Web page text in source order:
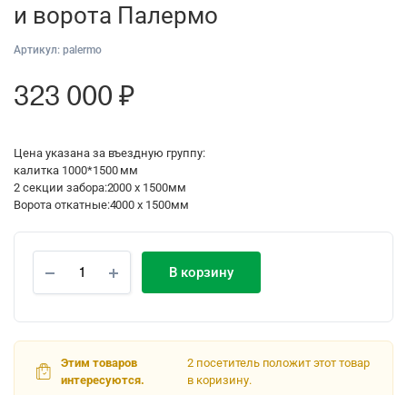
и ворота Палермо
Артикул: palermo
323 000₽
Цена указана за въездную группу:
калитка 1000*1500 мм
2 секции забора:2000 x 1500мм
Ворота откатные:4000 x 1500мм
В корзину
Этим товаров
интересуются.
2 посетитель положит этот товар
в коризину.